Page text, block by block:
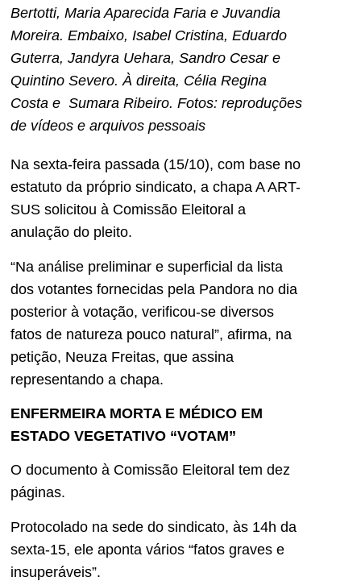
Bertotti, Maria Aparecida Faria e Juvandia
Moreira. Embaixo, Isabel Cristina, Eduardo
Guterra, Jandyra Uehara, Sandro Cesar e
Quintino Severo. À direita, Célia Regina
Costa e Sumara Ribeiro. Fotos: reproduções
de vídeos e arquivos pessoais
Na sexta-feira passada (15/10), com base no
estatuto da próprio sindicato, a chapa A ART-
SUS solicitou à Comissão Eleitoral a
anulação do pleito.
“Na análise preliminar e superficial da lista
dos votantes fornecidas pela Pandora no dia
posterior à votação, verificou-se diversos
fatos de natureza pouco natural”, afirma, na
petição, Neuza Freitas, que assina
representando a chapa.
ENFERMEIRA MORTA E MÉDICO EM
ESTADO VEGETATIVO “VOTAM”
O documento à Comissão Eleitoral tem dez
páginas.
Protocolado na sede do sindicato, às 14h da
sexta-15, ele aponta vários “fatos graves e
insuperáveis”.